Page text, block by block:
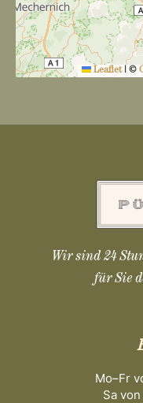
Leaflet | ©
Wir sind 24
für Sie
Mo–Fr
Sa